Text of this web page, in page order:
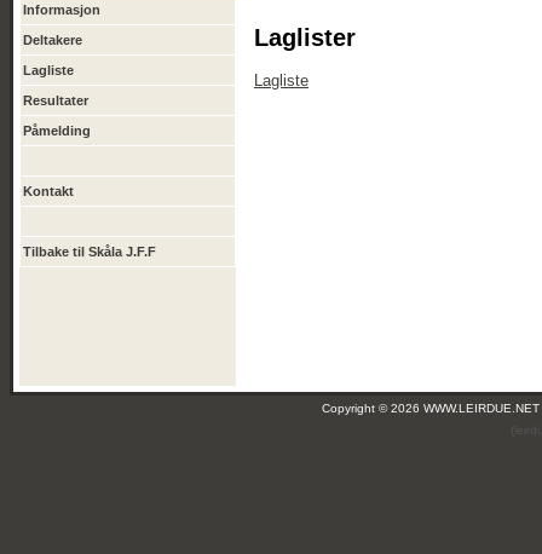
Informasjon
Deltakere
Lagliste
Resultater
Påmelding
Kontakt
Tilbake til Skåla J.F.F
Laglister
Lagliste
Copyright © 2026